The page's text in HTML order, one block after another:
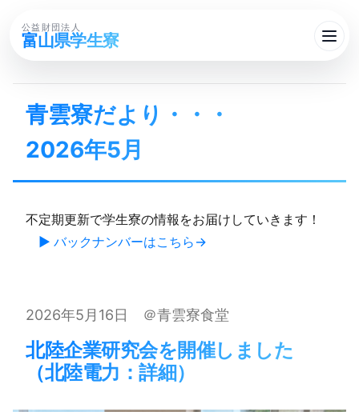
公益財団法人
富山県学生寮
青雲寮だより・・・​
2026年5月
不定期更新で学生寮の情報をお届けしていきます！
▶ バックナンバーはこちら
2026年5月16日 ＠青雲寮食堂
北陸企業研究会を​開催しました​ ​
（北陸電力：詳細）​